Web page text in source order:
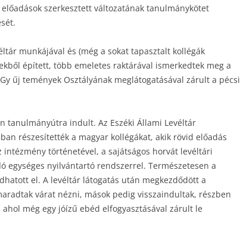
szerkesztett változatának tanulmánykötet
munkájával és (még a sokat tapasztalt kollégák
épített, több emeletes raktárával ismerkedtek meg a
űj temények Osztályának meglátogatásával zárult a pécsi
tanulmányútra indult. Az Eszéki Állami Levéltár
részesítették a magyar kollégákat, akik rövid előadás
történetével, a sajátságos horvát levéltári
egységes nyilvántartó rendszerrel. Természetesen a
el. A levéltár látogatás után megkezdődött a
várat nézni, mások pedig visszaindultak, részben
még egy jóízű ebéd elfogyasztásával zárult le